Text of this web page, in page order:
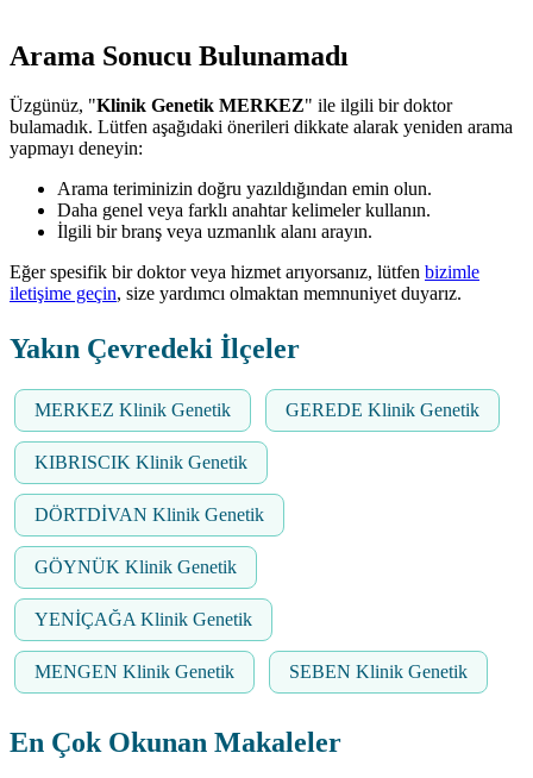
Arama Sonucu Bulunamadı
Üzgünüz, "Klinik Genetik MERKEZ" ile ilgili bir doktor
bulamadık. Lütfen aşağıdaki önerileri dikkate alarak yeniden arama
yapmayı deneyin:
Arama teriminizin doğru yazıldığından emin olun.
Daha genel veya farklı anahtar kelimeler kullanın.
İlgili bir branş veya uzmanlık alanı arayın.
Eğer spesifik bir doktor veya hizmet arıyorsanız, lütfen bizimle
iletişime geçin, size yardımcı olmaktan memnuniyet duyarız.
Yakın Çevredeki İlçeler
MERKEZ Klinik Genetik GEREDE Klinik Genetik
KIBRISCIK Klinik Genetik
DÖRTDİVAN Klinik Genetik
GÖYNÜK Klinik Genetik
YENİÇAĞA Klinik Genetik
MENGEN Klinik Genetik SEBEN Klinik Genetik
En Çok Okunan Makaleler